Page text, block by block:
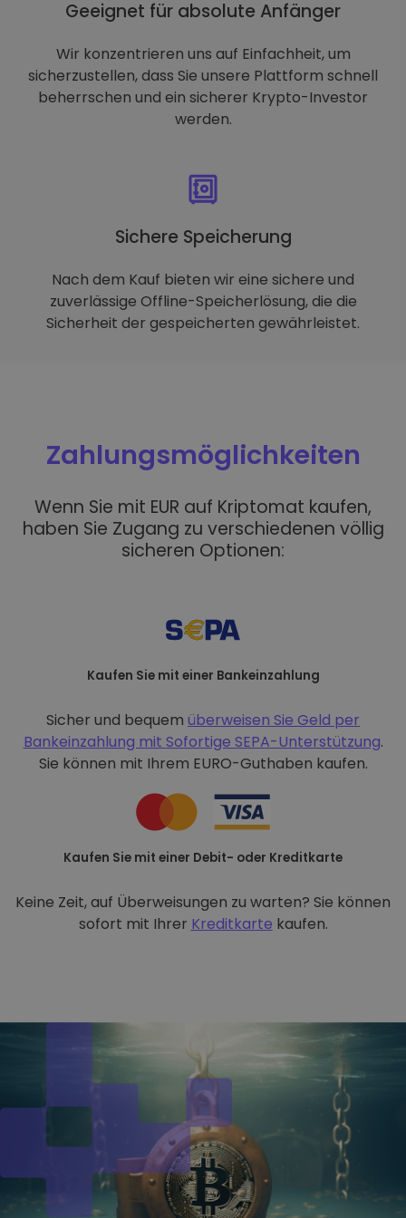
Geeignet für absolute Anfänger
Wir konzentrieren uns auf Einfachheit, um
sicherzustellen, dass Sie unsere Plattform schnell
beherrschen und ein sicherer Krypto-Investor
werden.
Sichere Speicherung
Nach dem Kauf bieten wir eine sichere und
zuverlässige Offline-Speicherlösung, die die
Sicherheit der gespeicherten gewährleistet.
Zahlungsmöglichkeiten
Wenn Sie mit EUR auf Kriptomat kaufen,
haben Sie Zugang zu verschiedenen völlig
sicheren Optionen:
Kaufen Sie mit einer Bankeinzahlung
Sicher und bequem überweisen Sie Geld per
Bankeinzahlung mit Sofortige SEPA-Unterstützung.
Sie können mit Ihrem EURO-Guthaben kaufen.
Kaufen Sie mit einer Debit- oder Kreditkarte
Keine Zeit, auf Überweisungen zu warten? Sie können
sofort mit Ihrer Kreditkarte kaufen.